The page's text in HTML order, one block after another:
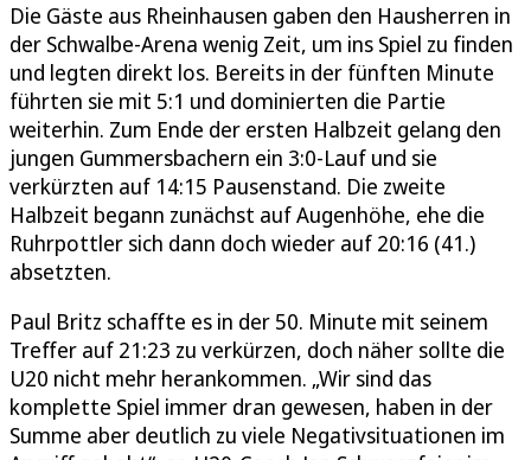
Die Gäste aus Rheinhausen gaben den Hausherren in
der Schwalbe-Arena wenig Zeit, um ins Spiel zu finden
und legten direkt los. Bereits in der fünften Minute
führten sie mit 5:1 und dominierten die Partie
weiterhin. Zum Ende der ersten Halbzeit gelang den
jungen Gummersbachern ein 3:0-Lauf und sie
verkürzten auf 14:15 Pausenstand. Die zweite
Halbzeit begann zunächst auf Augenhöhe, ehe die
Ruhrpottler sich dann doch wieder auf 20:16 (41.)
absetzten.
Paul Britz schaffte es in der 50. Minute mit seinem
Treffer auf 21:23 zu verkürzen, doch näher sollte die
U20 nicht mehr herankommen. „Wir sind das
komplette Spiel immer dran gewesen, haben in der
Summe aber deutlich zu viele Negativsituationen im